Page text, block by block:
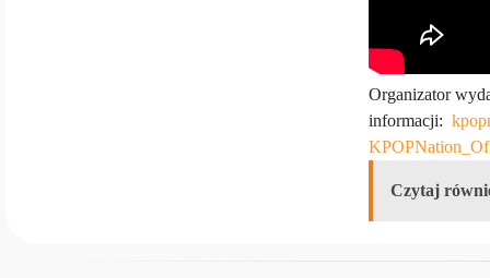
Organizator
informacji:
Czytaj